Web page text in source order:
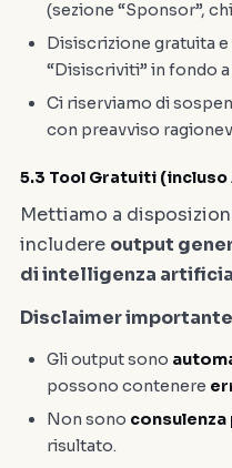
(sezione “Sponsor”,
Disiscrizione gratuita
“Disiscriviti” in fondo
Ci riserviamo di
con preavviso
5.3 Tool Gratuiti (incluso
Mettiamo a
includere output
di intelligenza
Disclaimer
Gli output sono
possono contenere
Non sono
risultato.